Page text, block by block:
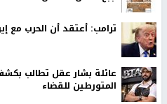
ترامب: أعتقد أن الحرب مع
عائلة بشار عقل تطالب
المتورطين للقضاء